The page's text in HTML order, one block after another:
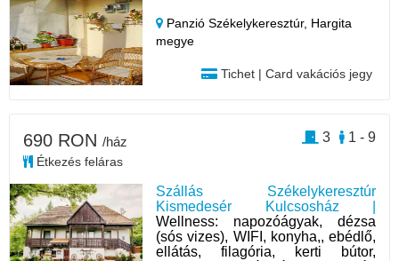
Panzió Székelykeresztúr, Hargita
megye
Tichet | Card vakációs jegy
Szállás Székelykeresztúr
Kismedesér Kulcsosház |
Wellness: napozóágyak, dézsa
(sós vizes), WIFI, konyha,, ebédlő,
ellátás, filagória, kerti bútor,
690 RON /ház
Étkezés feláras
1 - 9
3